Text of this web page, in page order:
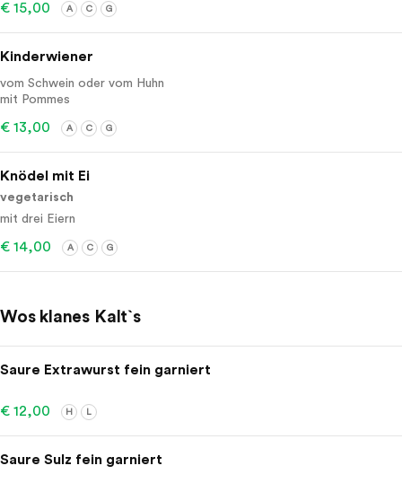
€ 15,00 A C G
Kinderwiener
vom Schwein oder vom Huhn
mit Pommes
€ 13,00 A C G
Knödel mit Ei
vegetarisch
mit drei Eiern
€ 14,00 A C G
Wos klanes Kalt`s
Saure Extrawurst fein garniert
€ 12,00 H L
Saure Sulz fein garniert